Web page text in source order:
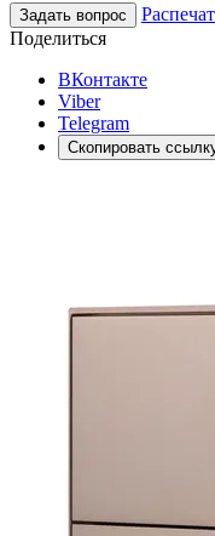
Задать вопрос
Поделиться
ВКонтакте
Viber
Telegram
Скопировать